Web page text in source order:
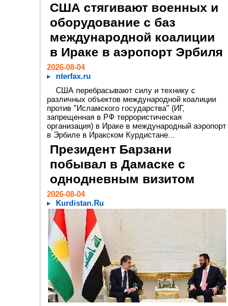
США стягивают военных и
оборудование с баз
международной коалиции
в Ираке в аэропорт Эрбиля
2026-08-04
nterfax.ru
США перебрасывают силу и технику с
различных объектов международной коалиции
против "Исламского государства" (ИГ,
запрещенная в РФ террористическая
организация) в Ираке в международный аэропорт
в Эрбиле в Иракском Курдистане...
Президент Барзани
побывал в Дамаске с
однодневным визитом
2026-08-04
Kurdistan.Ru